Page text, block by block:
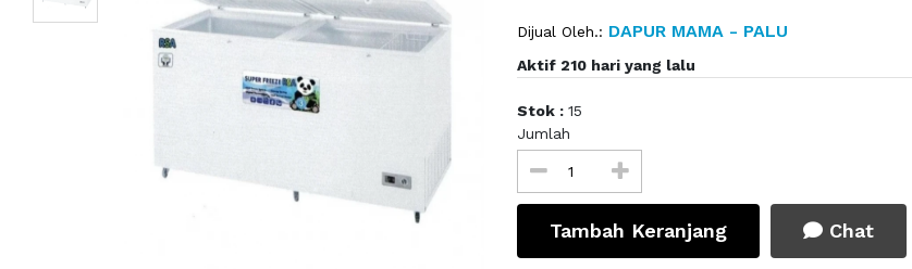
Dijual Oleh.: DAPUR MAMA - PALU
Aktif 210 hari yang lalu
Stok : 15
Jumlah
Tambah Keranjang Chat